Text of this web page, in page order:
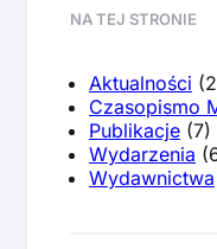
NA TEJ STRONIE
Aktualności
Czasopismo
Publikacje (7)
Wydarzenia
Wydawnictwa